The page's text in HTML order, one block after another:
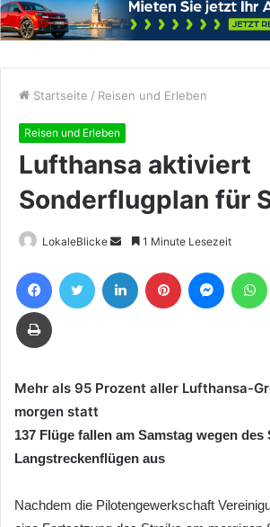
Startseite / Reisen und Erleben
Reisen und Erleben
Lufthansa aktiviert
Sonderflugplan für
LokaleBlicke
Sende
eine
E-
1 Minute Lesezeit
FacebookTwitter LinkedIn Pinterest
Drucken
Mehr als 95 Prozent aller Lufthansa-
morgen statt
137 Flüge fallen am Samstag wegen des
Langstreckenflügen aus
Nachdem die Pilotengewerkschaft